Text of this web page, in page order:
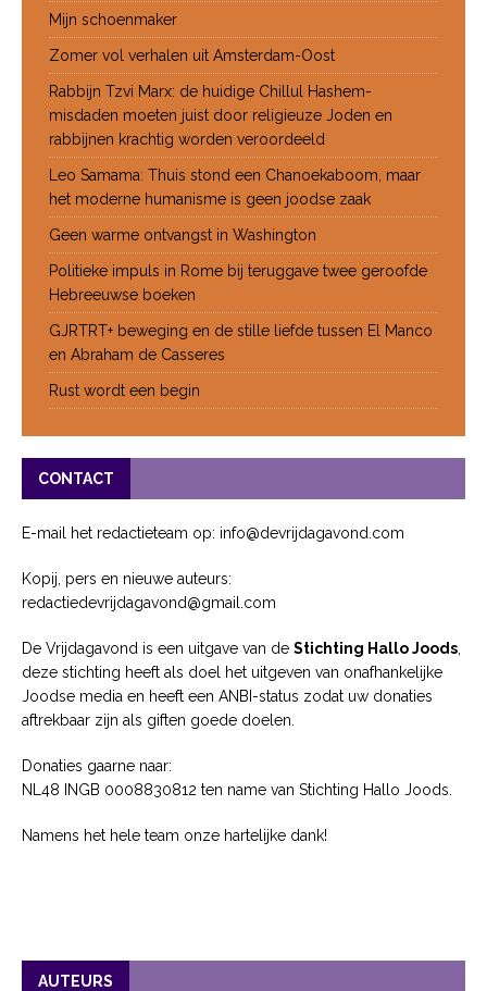
Mijn schoenmaker
Zomer vol verhalen uit Amsterdam-Oost
Rabbijn Tzvi Marx: de huidige Chillul Hashem-
misdaden moeten juist door religieuze Joden en
rabbijnen krachtig worden veroordeeld
Leo Samama: Thuis stond een Chanoekaboom, maar
het moderne humanisme is geen joodse zaak
Geen warme ontvangst in Washington
Politieke impuls in Rome bij teruggave twee geroofde
Hebreeuwse boeken
GJRTRT+ beweging en de stille liefde tussen El Manco
en Abraham de Casseres
Rust wordt een begin
CONTACT
E-mail het redactieteam op: info@devrijdagavond.com
Kopij, pers en nieuwe auteurs:
redactiedevrijdagavond@gmail.com
De Vrijdagavond is een uitgave van de Stichting Hallo Joods
deze stichting heeft als doel het uitgeven van onafhankelijke
Joodse media en heeft een ANBI-status zodat uw donaties
aftrekbaar zijn als giften goede doelen.
Donaties gaarne naar:
NL48 INGB 0008830812 ten name van Stichting Hallo Joods.
Namens het hele team onze hartelijke dank!
AUTEURS